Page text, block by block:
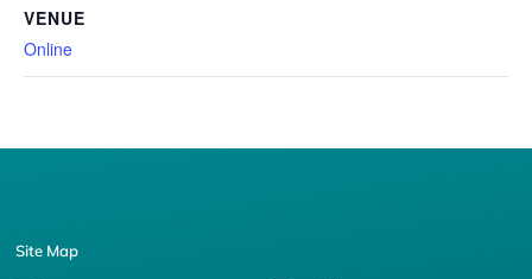
VENUE
Online
Site Map